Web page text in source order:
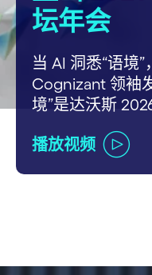
坛年会
当 AI 洞悉“语境
Cognizant 领袖
境”是达沃斯
播放视频